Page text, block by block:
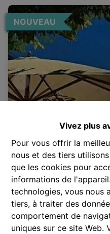
Vivez plus
Pour vous offrir la
nous et des tiers
que les cookies pour
informations de
technologies, vous nous
tiers, à traiter des
comportement de
uniques sur ce site Web.
NOUVEAU
2600 Berchem | Ref:
€ 115.000